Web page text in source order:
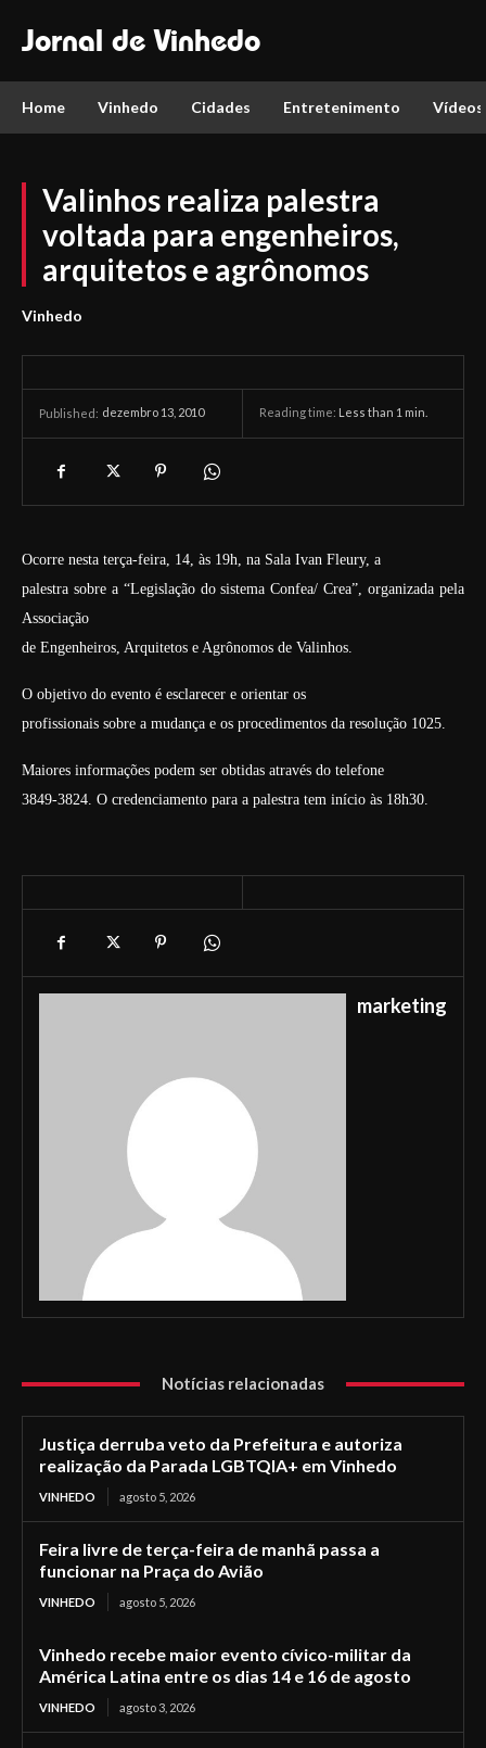
Jornal de Vinhedo
Home Vinhedo Cidades Entretenimento Vídeos
Valinhos realiza palestra
voltada para engenheiros,
arquitetos e agrônomos
Vinhedo
Published: dezembro 13, 2010 Reading time: Less than 1 min.
Ocorre nesta terça-feira, 14, às 19h, na Sala Ivan Fleury, a
palestra sobre a “Legislação do sistema Confea/ Crea”, organizada pela
Associação
de Engenheiros, Arquitetos e Agrônomos de Valinhos.
O objetivo do evento é esclarecer e orientar os
profissionais sobre a mudança e os procedimentos da resolução 1025.
Maiores informações podem ser obtidas através do telefone
3849-3824. O credenciamento para a palestra tem início às 18h30.
marketing
Notícias relacionadas
Justiça derruba veto da Prefeitura e autoriza
realização da Parada LGBTQIA+ em Vinhedo
VINHEDO agosto 5, 2026
Feira livre de terça-feira de manhã passa a
funcionar na Praça do Avião
VINHEDO agosto 5, 2026
Vinhedo recebe maior evento cívico-militar da
América Latina entre os dias 14 e 16 de agosto
VINHEDO agosto 3, 2026